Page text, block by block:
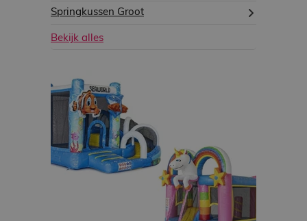
Springkussen Groot
Bekijk alles